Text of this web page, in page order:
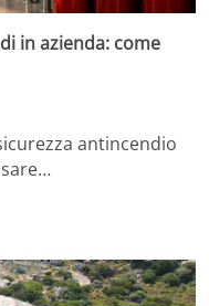
in azienda: come
antincendio